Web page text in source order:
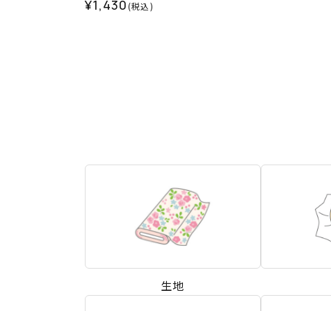
¥1,430(税込)
生地